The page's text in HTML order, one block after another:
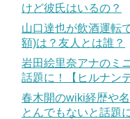
けど彼氏はいるの？
山口達也が飲酒運転
額)は？友人とは誰？
岩田絵里奈アナのミ
話題に！【ヒルナン
春木開のwiki経歴や
とんでもないと話題